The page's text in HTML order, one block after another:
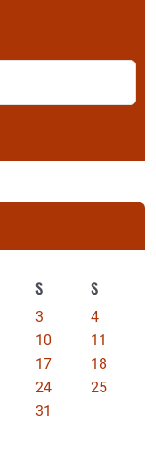
S S
3
4
10
11
17
18
24
25
31